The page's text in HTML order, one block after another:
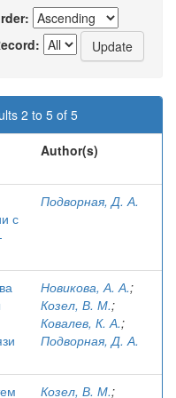
2 to 5 of 5
Author(s)
с
Подворная, Д. А.
Новикова, А. А.;
Козел, В. М.;
Ковалев, К. А.;
Подворная, Д. А.
Козел, В. М.;